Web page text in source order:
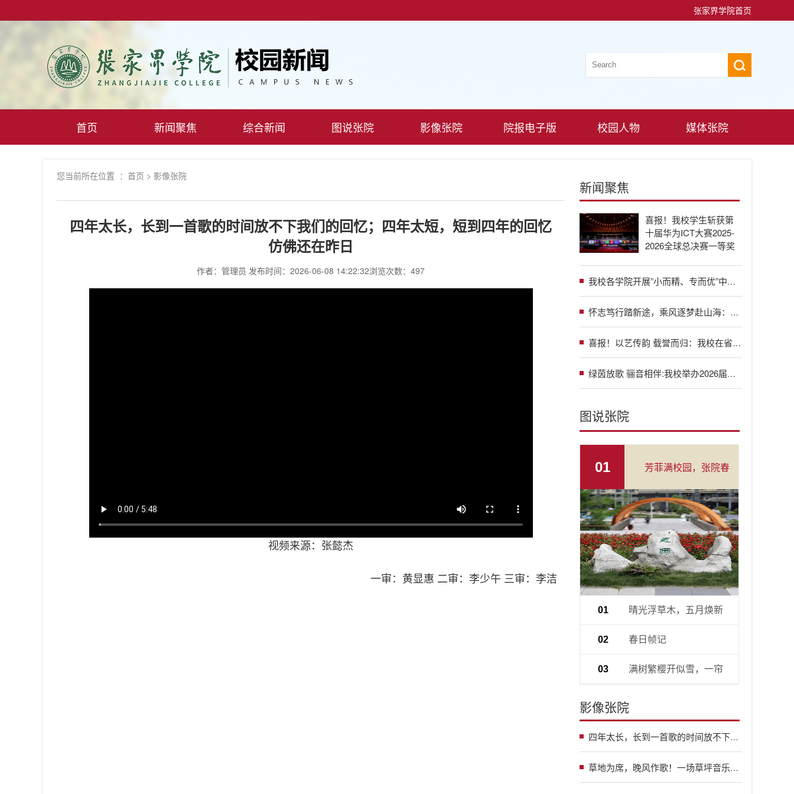
张家界学院首页
首页 新闻聚焦 综合新闻 图说张院 影像张院 院报电子版 校园人物 媒体张院
您当前所在位置 ： 首页 > 影像张院
四年太长，长到一首歌的时间放不下我们的回忆；四年太短，短到四年的回忆
仿佛还在昨日
作者：管理员 发布时间：2026-06-08 14:22:32浏览次数：497
视频来源：张懿杰
一审：黄显惠 二审：李少午 三审：李洁
新闻聚焦
喜报！我校学生斩获第
十届华为ICT大赛2025-
2026全球总决赛一等奖
我校各学院开展”小而精、专而优”中小型专场招聘会
怀志笃行踏新途，乘风逐梦赴山海：张家界学院举行2026届毕业典礼暨学士学位授予仪式
喜报！以艺传韵 载誉而归：我校在省级少数民族文艺调演中喜获佳绩
绿茵放歌 骊音相伴:我校举办2026届毕业生草坪音乐会
图说张院
01 芳菲满校园，张院春
日绘就治愈画卷
01 晴光浮草木，五月焕新
生02 春日帧记
03 满树繁樱开似雪，一帘
影像张院
四年太长，长到一首歌的时间放不下我们的回忆；四年太短，短到四年的回忆仿佛还在昨日
草地为席，晚风作歌！一场草坪音乐会，为青葱岁月画上句号～